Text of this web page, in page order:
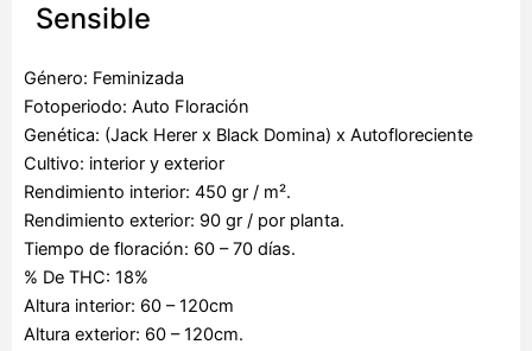
Sensible
Género: Feminizada
Fotoperiodo: Auto Floración
Genética: (Jack Herer x Black Domina) x Autofloreciente
Cultivo: interior y exterior
Rendimiento interior: 450 gr / m².
Rendimiento exterior: 90 gr / por planta.
Tiempo de floración: 60 – 70 días.
% De THC: 18%
Altura interior: 60 – 120cm
Altura exterior: 60 – 120cm.